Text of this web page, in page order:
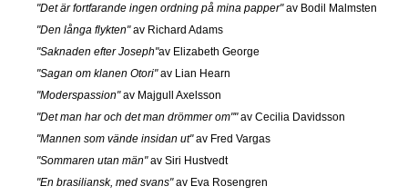
"Det är fortfarande ingen ordning på mina papper"av Bodil Malmsten
"Den långa flykten"av Richard Adams
"Saknaden efter Joseph"av Elizabeth George
"Sagan om klanen Otori"av Lian Hearn
"Moderspassion"av Majgull Axelsson
"Det man har och det man drömmer om""av Cecilia Davidsson
"Mannen som vände insidan ut"av Fred Vargas
"Sommaren utan män"av Siri Hustvedt
"En brasiliansk, med svans"av Eva Rosengren